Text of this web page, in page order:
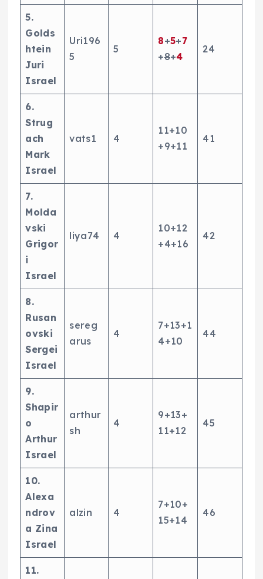
5.
Golds
htein
Juri
Israel
Uri196
5
5
8+5+7
+8+4
24
6.
Strug
ach
Mark
Israel
vats1 4
11+10
+9+11
41
7.
Molda
vski
Grigor
i
Israel
liya74 4
10+12
+4+16
42
8.
Rusan
ovski
Sergei
Israel
sereg
arus
4
7+13+1
4+10
44
9.
Shapir
o
Arthur
Israel
arthur
sh
4
9+13+
11+12
45
10.
Alexa
ndrov
a Zina
Israel
alzin 4
7+10+
15+14
46
11.